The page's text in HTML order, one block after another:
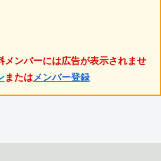
ンバーには広告が表示されませ
または メンバー登録